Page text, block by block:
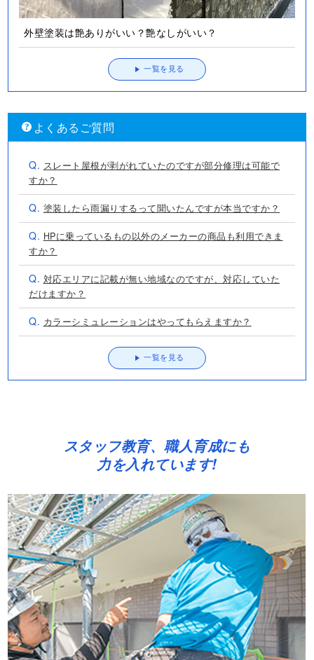
外壁塗装は艶ありがいい？艶なしがいい？
一覧を見る
よくあるご質問
Q. スレート屋根が剥がれていたのですが部分修理は可能で
すか？
Q. 塗装したら雨漏りするって聞いたんですが本当ですか？
Q. HPに乗っているもの以外のメーカーの商品も利用できま
すか？
Q. 対応エリアに記載が無い地域なのですが、対応していた
だけますか？
Q. カラーシミュレーションはやってもらえますか？
一覧を見る
スタッフ教育、職人育成にも
力を入れています!